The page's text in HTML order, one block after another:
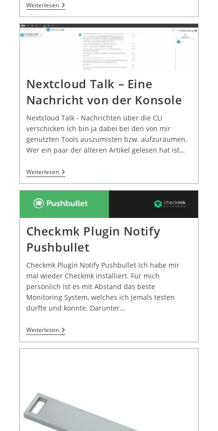
Weiterlesen
Nextcloud Talk – Eine
Nachricht von der Konsole
Nextcloud Talk - Nachrichten über die CLI
verschicken Ich bin ja dabei bei den von mir
genutzten Tools auszumisten bzw. aufzuräumen.
Wer ein paar der älteren Artikel gelesen hat ist…
Weiterlesen
Checkmk Plugin Notify
Pushbullet
Checkmk Plugin Notify Pushbullet Ich habe mir
mal wieder Checkmk installiert. Für mich
persönlich ist es mit Abstand das beste
Monitoring System, welches ich jemals testen
durfte und konnte. Darunter…
Weiterlesen